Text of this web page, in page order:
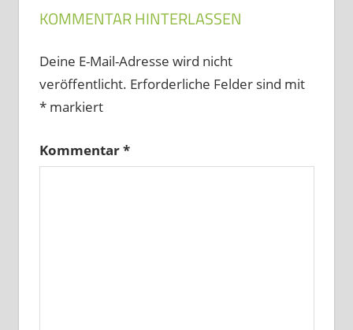
KOMMENTAR HINTERLASSEN
Deine E-Mail-Adresse wird nicht
veröffentlicht. Erforderliche Felder sind mit
*markiert
Kommentar*